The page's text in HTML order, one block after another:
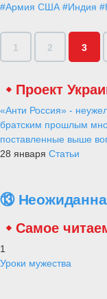
#Армия США #Индия
1 2 3
Проект
«Анти Россия» -
братским прошлым
поставленные выше
28 января Статьи
⑬
Самое
1
Уроки мужества